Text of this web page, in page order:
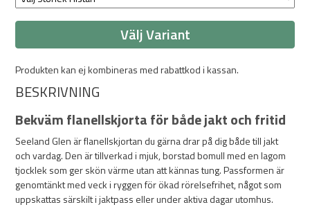
Välj Variant
Produkten kan ej kombineras med rabattkod i kassan.
BESKRIVNING
Bekväm flanellskjorta för både jakt och fritid
Seeland Glen är flanellskjortan du gärna drar på dig både till jakt
och vardag. Den är tillverkad i mjuk, borstad bomull med en lagom
tjocklek som ger skön värme utan att kännas tung. Passformen är
genomtänkt med veck i ryggen för ökad rörelsefrihet, något som
uppskattas särskilt i jaktpass eller under aktiva dagar utomhus.